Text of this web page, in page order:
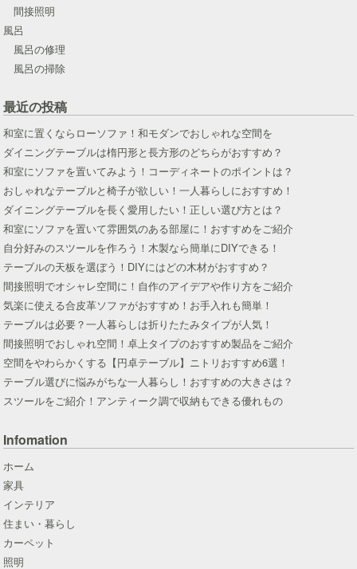
間接照明
風呂
風呂の修理
風呂の掃除
最近の投稿
和室に置くならローソファ！和モダンでおしゃれな空間を
ダイニングテーブルは楕円形と長方形のどちらがおすすめ？
和室にソファを置いてみよう！コーディネートのポイントは？
おしゃれなテーブルと椅子が欲しい！一人暮らしにおすすめ！
ダイニングテーブルを長く愛用したい！正しい選び方とは？
和室にソファを置いて雰囲気のある部屋に！おすすめをご紹介
自分好みのスツールを作ろう！木製なら簡単にDIYできる！
テーブルの天板を選ぼう！DIYにはどの木材がおすすめ？
間接照明でオシャレ空間に！自作のアイデアや作り方をご紹介
気楽に使える合皮革ソファがおすすめ！お手入れも簡単！
テーブルは必要？一人暮らしは折りたたみタイプが人気！
間接照明でおしゃれ空間！卓上タイプのおすすめ製品をご紹介
空間をやわらかくする【円卓テーブル】ニトリおすすめ6選！
テーブル選びに悩みがちな一人暮らし！おすすめの大きさは？
スツールをご紹介！アンティーク調で収納もできる優れもの
Infomation
ホーム
家具
インテリア
住まい・暮らし
カーペット
照明